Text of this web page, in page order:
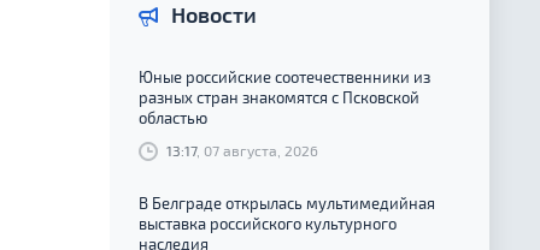
Новости
Юные российские соотечественники из
разных стран знакомятся с Псковской
областью
13:17, 07 августа, 2026
В Белграде открылась мультимедийная
выставка российского культурного
наследия